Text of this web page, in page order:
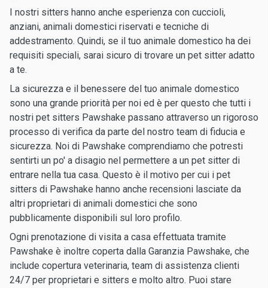
I nostri sitters hanno anche esperienza con cuccioli,
anziani, animali domestici riservati e tecniche di
addestramento. Quindi, se il tuo animale domestico ha dei
requisiti speciali, sarai sicuro di trovare un pet sitter adatto
a te.
La sicurezza e il benessere del tuo animale domestico
sono una grande priorità per noi ed è per questo che tutti i
nostri pet sitters Pawshake passano attraverso un rigoroso
processo di verifica da parte del nostro team di fiducia e
sicurezza. Noi di Pawshake comprendiamo che potresti
sentirti un po' a disagio nel permettere a un pet sitter di
entrare nella tua casa. Questo è il motivo per cui i pet
sitters di Pawshake hanno anche recensioni lasciate da
altri proprietari di animali domestici che sono
pubblicamente disponibili sul loro profilo.
Ogni prenotazione di visita a casa effettuata tramite
Pawshake è inoltre coperta dalla Garanzia Pawshake, che
include copertura veterinaria, team di assistenza clienti
24/7 per proprietari e sitters e molto altro. Puoi stare